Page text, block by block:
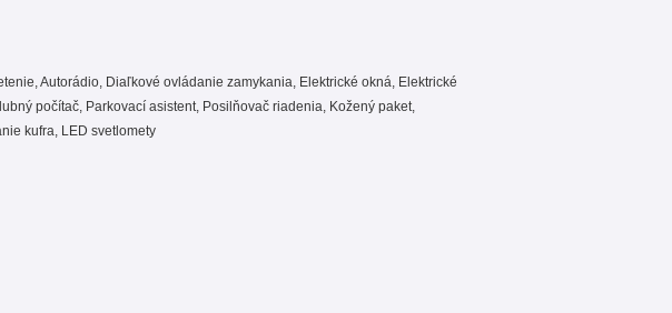
Autorádio, Diaľkové ovládanie zamykania, Elektrické okná, Elektrické
počítač, Parkovací asistent, Posilňovač riadenia, Kožený paket,
kufra, LED svetlomety